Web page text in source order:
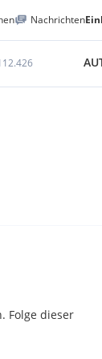
Nachrichten
Folge dieser